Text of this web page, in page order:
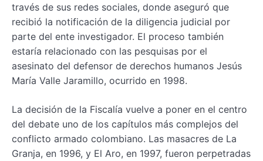
través de sus redes sociales, donde aseguró que
recibió la notificación de la diligencia judicial por
parte del ente investigador. El proceso también
estaría relacionado con las pesquisas por el
asesinato del defensor de derechos humanos Jesús
María Valle Jaramillo, ocurrido en 1998.
La decisión de la Fiscalía vuelve a poner en el centro
del debate uno de los capítulos más complejos del
conflicto armado colombiano. Las masacres de La
Granja, en 1996, y El Aro, en 1997, fueron perpetradas